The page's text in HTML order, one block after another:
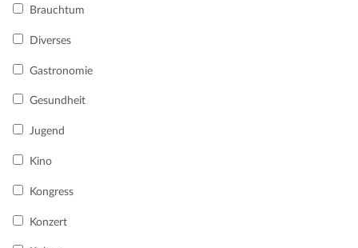
Brauchtum
Diverses
Gastronomie
Gesundheit
Jugend
Kino
Kongress
Konzert